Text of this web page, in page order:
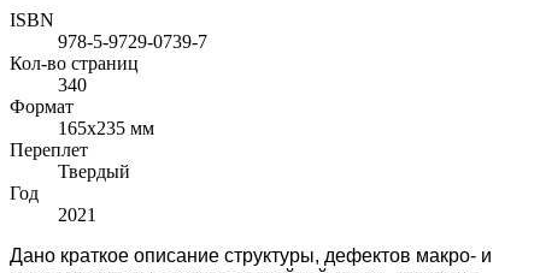
ISBN
978-5-9729-0739-7
Кол-во страниц
340
Формат
165x235 мм
Переплет
Твердый
Год
2021
Дано краткое описание структуры, дефектов макро- и